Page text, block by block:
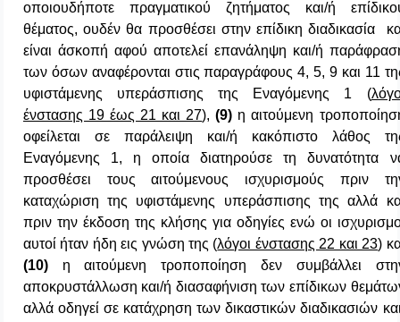
οποιουδήποτε πραγματικού ζητήματος και/ή
θέματος, ουδέν θα προσθέσει στην επίδικη διαδικασία
είναι άσκοπή αφού αποτελεί επανάληψη και/ή
των όσων αναφέρονται στις παραγράφους 4, 5, 9 και 11
υφιστάμενης υπεράσπισης της Εναγόμενης 1 (
ένστασης 19 έως 21 και 27),(9) η αιτούμενη
οφείλεται σε παράλειψη και/ή κακόπιστο λάθος
Εναγόμενης 1, η οποία διατηρούσε τη δυνατότητα
προσθέσει τους αιτούμενους ισχυρισμούς πριν
καταχώριση της υφιστάμενης υπεράσπισης της αλλά
πριν την έκδοση της κλήσης για οδηγίες ενώ οι
αυτοί ήταν ήδη εις γνώση της (λόγοι ένστασης 22 και 23)
(10)η αιτούμενη τροποποίηση δεν συμβάλλει
αποκρυστάλλωση και/ή διασαφήνιση των επίδικων
αλλά οδηγεί σε κατάχρηση των δικαστικών διαδικασιών